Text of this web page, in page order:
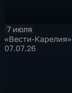
7 июля
«Вести-
07.07.26